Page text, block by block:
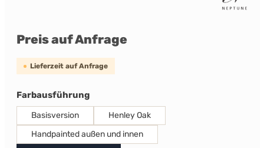
Preis auf Anfrage
Lieferzeit auf Anfrage
Farbausführungauswählen
Basisversion
Henley Oak
Handpainted außen und innen